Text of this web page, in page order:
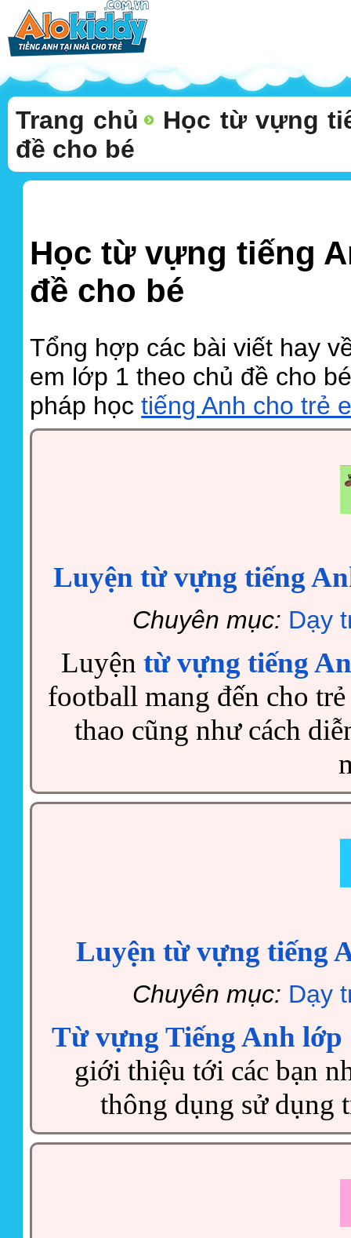
Trang chủ
Học từ vựng
đề cho bé
Học từ vựng tiếng
đề cho bé
Tổng hợp các bài viết hay
em lớp 1 theo chủ đề cho
pháp họctiếng Anh cho trẻ
Luyện từ vựng tiếng
Chuyên mục: Dạy
Luyệntừ vựng tiếng
football mang đến cho
thao cũng như cách
Luyện từ vựng tiếng
Chuyên mục: Dạy
Từ vựng Tiếng Anh lớp
giới thiệu tới các bạn
thông dụng sử dụng